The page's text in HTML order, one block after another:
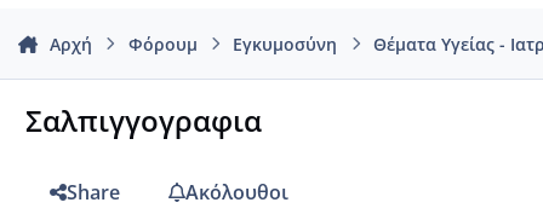
Αρχή Φόρουμ Εγκυμοσύνη Θέματα Υγείας -
Σαλπιγγογραφια
Share
Ακόλουθοι